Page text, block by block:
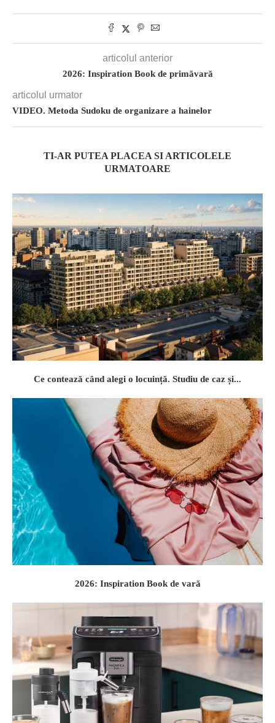
articolul anterior
2026: Inspiration Book de primăvară
articolul urmator
VIDEO. Metoda Sudoku de organizare a hainelor
TI-AR PUTEA PLACEA SI ARTICOLELE
URMATOARE
Ce contează când alegi o locuință. Studiu de caz și...
2026: Inspiration Book de vară